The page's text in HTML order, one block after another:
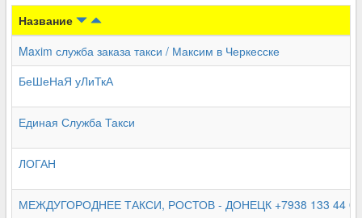
Название
Maxim служба заказа такси / Максим в Черкесске
БеШеНаЯ уЛиТкА
Единая Служба Такси
ЛОГАН
МЕЖДУГОРОДНЕЕ ТАКСИ, РОСТОВ - ДОНЕЦК +7938 133 44 01